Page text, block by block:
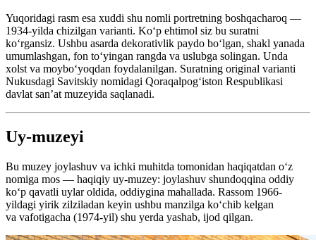
Yuqoridagi rasm esa xuddi shu nomli portretning boshqacharoq —
1934-yilda chizilgan varianti. Koʻp ehtimol siz bu suratni
koʻrgansiz. Ushbu asarda dekorativlik paydo bo‘lgan, shakl yanada
umumlashgan, fon to‘yingan rangda va uslubga solingan. Unda
xolst va moyboʻyoqdan foydalanilgan. Suratning original varianti
Nukusdagi Savitskiy nomidagi Qoraqalpog‘iston Respublikasi
davlat san’at muzeyida saqlanadi.
Uy-muzeyi
Bu muzey joylashuv va ichki muhitda tomonidan haqiqatdan oʻz
nomiga mos — haqiqiy uy-muzey: joylashuv shundoqqina oddiy
koʻp qavatli uylar oldida, oddiygina mahallada. Rassom 1966-
yildagi yirik zilziladan keyin ushbu manzilga koʻchib kelgan
va vafotigacha (1974-yil) shu yerda yashab, ijod qilgan.